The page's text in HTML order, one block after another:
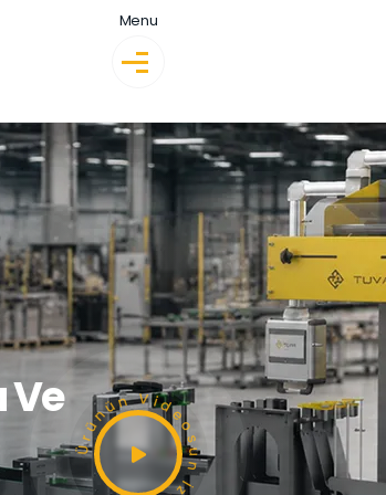
Menu
Ürünün Videosun İzleyin !